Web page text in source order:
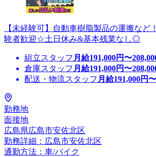
【未経験可】自動車樹脂製品の運搬など
験者歓迎☆土日休み&基本残業なし◎
組立スタッフ 月給191,000円〜
倉庫スタッフ 月給191,000円〜
配送・物流スタッフ 月給191,000円〜
勤務地
面接地
広島県広島市安佐北区
勤務詳細：広島市安佐北区
通勤方法：車/バイク